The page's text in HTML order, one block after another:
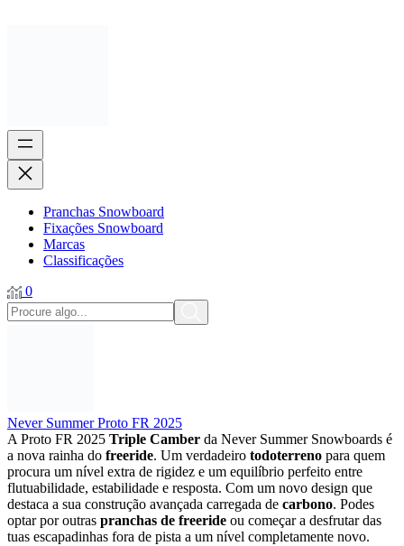
Pranchas Snowboard
Fixações Snowboard
Marcas
Classificações
0
Never Summer Proto FR 2025
A Proto FR 2025 Triple Camber da Never Summer Snowboards é
a nova rainha do freeride. Um verdadeiro todoterreno para quem
procura um nível extra de rigidez e um equilíbrio perfeito entre
flutuabilidade, estabilidade e resposta. Com um novo design que
destaca a sua construção avançada carregada de carbono. Podes
optar por outras pranchas de freeride ou começar a desfrutar das
tuas escapadinhas fora de pista a um nível completamente novo.